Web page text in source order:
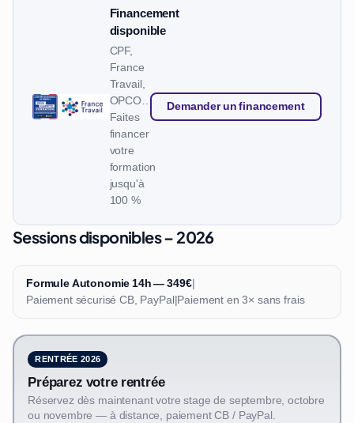
Financement
disponible
CPF,
France
Travail,
OPCO…
Faites
financer
votre
formation
jusqu'à
100 %
Demander un financement
Sessions disponibles – 2026
Formule Autonomie 14h — 349€|
Paiement sécurisé CB, PayPal|Paiement en 3× sans frais
RENTRÉE 2026
Préparez votre rentrée
Réservez dès maintenant votre stage de septembre, octobre
ou novembre — à distance, paiement CB / PayPal.